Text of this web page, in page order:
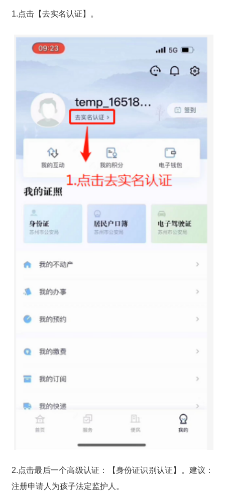
1.点击【去实名认证】。
2.点击最后一个高级认证：【身份证识别认证】。建议：
注册申请人为孩子法定监护人。